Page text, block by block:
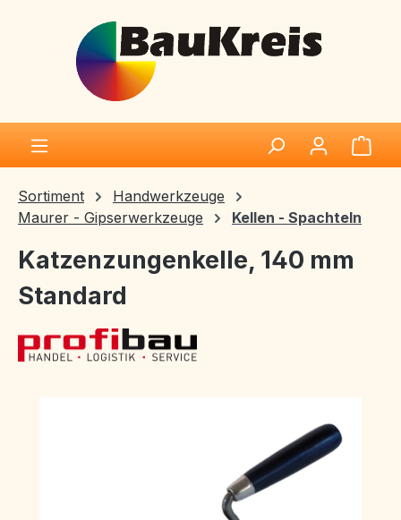
Zum Hauptinhalt springen
Sortiment
Handwerkzeuge
Maurer - Gipserwerkzeuge
Kellen - Spachteln
Katzenzungenkelle, 140 mm
Standard